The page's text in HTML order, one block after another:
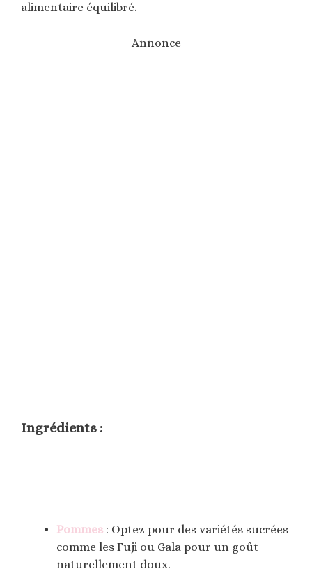
alimentaire équilibré.
Annonce
Ingrédients :
Pommes : Optez pour des variétés sucrées
comme les Fuji ou Gala pour un goût
naturellement doux.